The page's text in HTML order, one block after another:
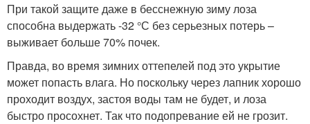
При такой защите даже в бесснежную зиму лоза
способна выдержать -32 °С без серьезных потерь –
выживает больше 70% почек.
Правда, во время зимних оттепелей под это укрытие
может попасть влага. Но поскольку через лапник хорошо
проходит воздух, застоя воды там не будет, и лоза
быстро просохнет. Так что подопревание ей не грозит.